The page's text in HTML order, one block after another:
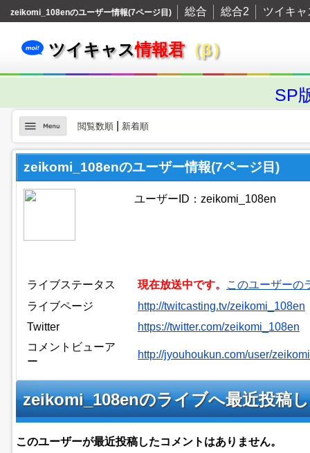
zeikomi_108enのユーザー情報(7ページ目) 総合 総合2 ツイキャ
ツイキャス情報君（β）
SP
閲覧数順| 新着順
zeikomi_108enのユーザー情報(7ページ目)
ユーザーID：zeikomi_108en
ライブステータス 現在放送中です。
このユーザーの
ライブページ
http://twitcasting.tv/zeikomi_108en
Twitter
https://twitter.com/zeikomi_108en
コメントビューア
ー
http://jyouhoukun.com/user/
zeikomi_108enのライブへ最近投稿
このユーザーが最近投稿したコメントはありません。